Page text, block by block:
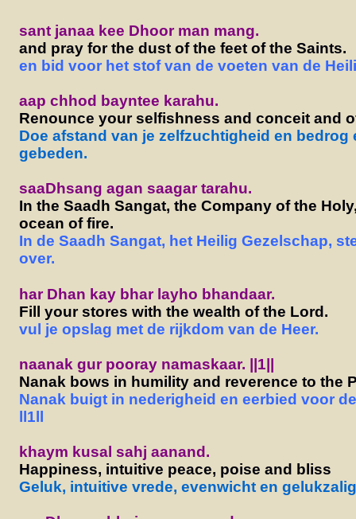
sant janaa kee Dhoor man mang.
and pray for the dust of the feet of the Saints.
en bid voor het stof van de voeten van de
aap chhod bayntee karahu.
Renounce your selfishness and conceit and
Doe afstand van je zelfzuchtigheid en bedrog
gebeden.
saaDhsang agan saagar tarahu.
In the Saadh Sangat, the Company of the
ocean of fire.
In de Saadh Sangat, het Heilig Gezelschap,
over.
har Dhan kay bhar layho bhandaar.
Fill your stores with the wealth of the Lord.
vul je opslag met de rijkdom van de Heer.
naanak gur pooray namaskaar. ||1||
Nanak bows in humility and reverence to the
Nanak buigt in nederigheid en eerbied voor
ll1ll
khaym kusal sahj aanand.
Happiness, intuitive peace, poise and bliss
Geluk, intuitive vrede, evenwicht en